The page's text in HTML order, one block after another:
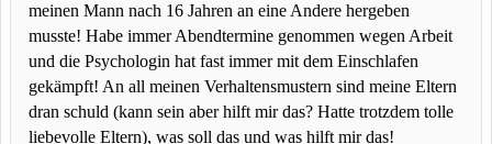
meinen Mann nach 16 Jahren an eine Andere hergeben
musste! Habe immer Abendtermine genommen wegen Arbeit
und die Psychologin hat fast immer mit dem Einschlafen
gekämpft! An all meinen Verhaltensmustern sind meine Eltern
dran schuld (kann sein aber hilft mir das? Hatte trotzdem tolle
liebevolle Eltern), was soll das und was hilft mir das!